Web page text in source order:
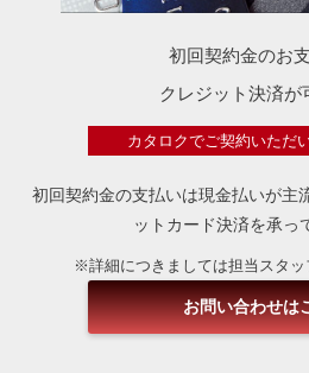
初回契約金のお
クレジット決済が
カタロクでご契約いただ
初回契約金の支払いは現金払いが主
ットカード決済を承っ
※詳細につきましては担当スタッ
お問い合わせは